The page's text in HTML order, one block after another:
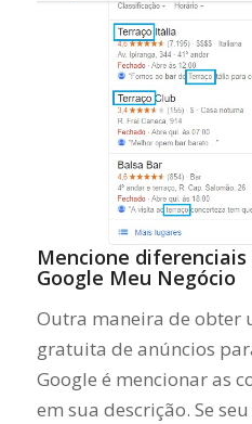
Mencione
Google Meu Negócio
Outra maneira de obter
gratuita de anúncios
Google é mencionar as
em sua descrição. Se